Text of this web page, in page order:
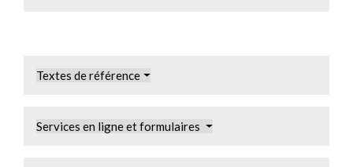
Textes de référence
Services en ligne et formulaires